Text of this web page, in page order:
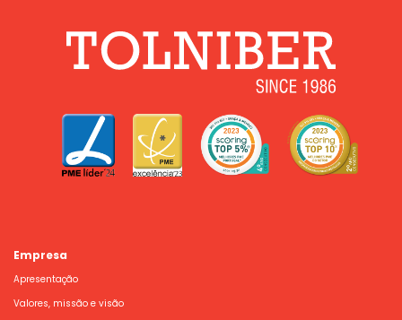
Empresa
Apresentação
Valores, missão e visão